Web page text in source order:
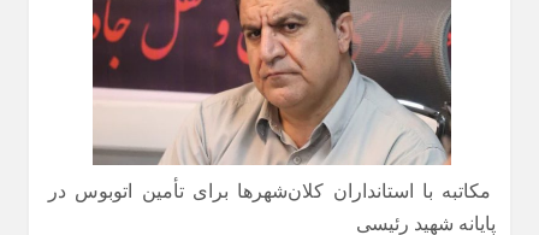
مکاتبه با استانداران کلان‌شهرها برای تأمین اتوبوس در
پایانه شهید رئیسی